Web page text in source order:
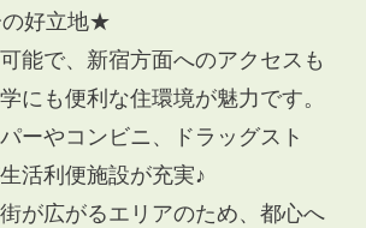
の好立地★
能で、新宿方面へのアクセスも
にも便利な住環境が魅力です。
ーやコンビニ、ドラッグスト
活利便施設が充実♪
が広がるエリアのため、都心へ